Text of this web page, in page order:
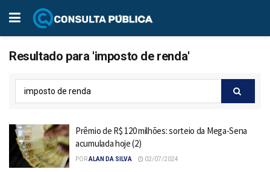
Resultado para 'imposto de renda'
Prêmio de R$ 120 milhões: sorteio da Mega-Sena
acumulada hoje (2)
PORALAN DA SILVA 02/07/2024